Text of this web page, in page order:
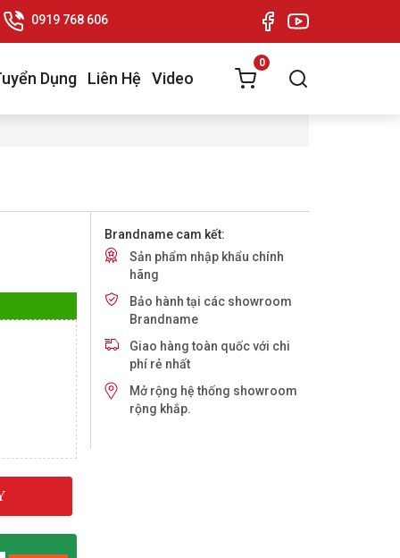
0919 768 606
Dụng Liên Hệ Video
0
Brandname cam kết:
Sản phẩm nhập khẩu chính
hãng
Bảo hành tại các showroom
Brandname
Giao hàng toàn quốc với chi
phí rẻ nhất
Mở rộng hệ thống showroom
rộng khắp.